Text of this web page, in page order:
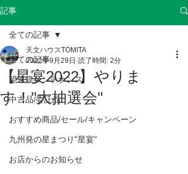
記事
全ての記事
望遠鏡メンテナンス
中古品/委託品
おすすめ商品/セール/キャンペーン
九州発の星まつり"星宴"
お店からのお知らせ
全ての記事
【星宴2022】やりま
す！"大抽選会"
天文ハウスTOMITA
2022年9月29日 読了時間: 2分